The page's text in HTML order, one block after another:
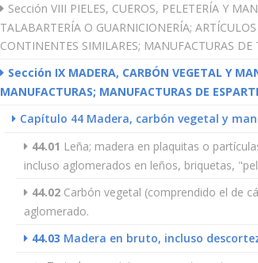
Sección VIII PIELES, CUEROS, PELETERÍA Y
TALABARTERÍA O GUARNICIONERÍA;
CONTINENTES SIMILARES; MANUFACTURAS DE
Sección IX MADERA, CARBÓN VEGETAL Y
MANUFACTURAS; MANUFACTURAS DE
Capítulo 44 Madera, carbón vegetal y
44.01 Leña; madera en plaquitas o
incluso aglomerados en leños, briquetas,
44.02 Carbón vegetal (comprendido el de
aglomerado.
44.03 Madera en bruto, incluso